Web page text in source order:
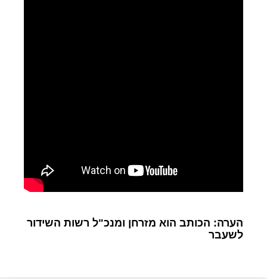
הערה: הכותב הוא מזרחן ומנכ"ל רשות השידור
לשעבר